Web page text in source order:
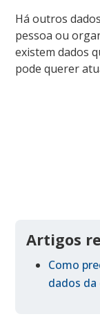
Há outros
pessoa ou
existem dados
pode querer
Artigos
Como
dados